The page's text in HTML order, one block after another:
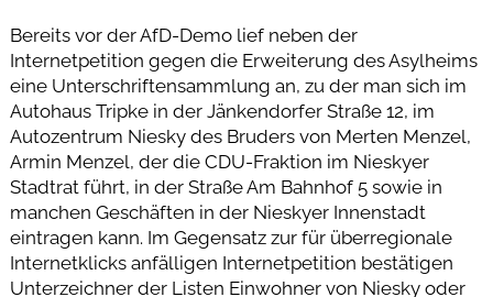
Bereits vor der AfD-Demo lief neben der
Internetpetition gegen die Erweiterung des Asylheims
eine Unterschriftensammlung an, zu der man sich im
Autohaus Tripke in der Jänkendorfer Straße 12, im
Autozentrum Niesky des Bruders von Merten Menzel,
Armin Menzel, der die CDU-Fraktion im Nieskyer
Stadtrat führt, in der Straße Am Bahnhof 5 sowie in
manchen Geschäften in der Nieskyer Innenstadt
eintragen kann. Im Gegensatz zur für überregionale
Internetklicks anfälligen Internetpetition bestätigen
Unterzeichner der Listen Einwohner von Niesky oder